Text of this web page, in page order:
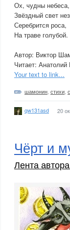
Ох, чудны небеса,
Звёздный свет
Серебрится роса,
На траве голубой.
Автор: Виктор
Читает:
Your text to link...
шамонин стихи
qw131asd 20
Чёрт и
Лента